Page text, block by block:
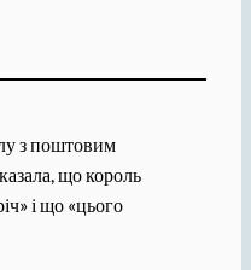
з поштовим
що король
і що «цього